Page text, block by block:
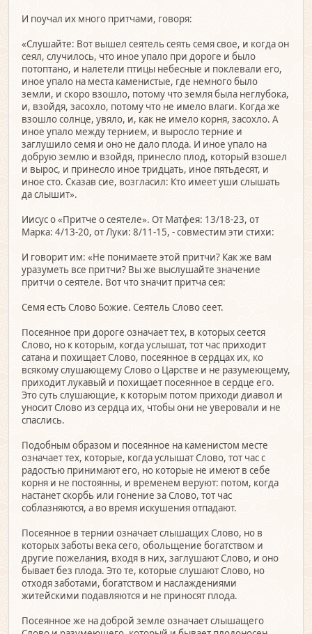
И поучал их много притчами, говоря:
«Слушайте: Вот вышел сеятель сеять семя свое, и когда он
сеял, случилось, что иное упало при дороге и было
потоптано, и налетели птицы небесные и поклевали его,
иное упало на места каменистые, где немного было
земли, и скоро взошло, потому что земля была неглубока,
и, взойдя, засохло, потому что не имело влаги. Когда же
взошло солнце, увяло, и, как не имело корня, засохло. А
иное упало между тернием, и выросло терние и
заглушило семя и оно не дало плода. И иное упало на
добрую землю и взойдя, принесло плод, который взошел
и вырос, и принесло иное тридцать, иное пятьдесят, и
иное сто. Сказав сие, возгласил: Кто имеет уши слышать
да слышит».
Иисус о «Притче о сеятеле». От Матфея: 13/18-23, от
Марка: 4/13-20, от Луки: 8/11-15, - совместим эти стихи:
И говорит им: «Не понимаете этой притчи? Как же вам
уразуметь все притчи? Вы же выслушайте значение
притчи о сеятеле. Вот что значит притча сея:
Семя есть Слово Божие. Сеятель Слово сеет.
Посеянное при дороге означает тех, в которых сеется
Слово, но к которым, когда услышат, тот час приходит
сатана и похищает Слово, посеянное в сердцах их, ко
всякому слушающему Слово о Царстве и не разумеющему,
приходит лукавый и похищает посеянное в сердце его.
Это суть слушающие, к которым потом приходи диавол и
уносит Слово из сердца их, чтобы они не уверовали и не
спаслись.
Подобным образом и посеянное на каменистом месте
означает тех, которые, когда услышат Слово, тот час с
радостью принимают его, но которые не имеют в себе
корня и не постоянны, и временем веруют: потом, когда
настанет скорбь или гонение за Слово, тот час
соблазняются, а во время искушения отпадают.
Посеянное в тернии означает слышащих Слово, но в
которых заботы века сего, обольщение богатством и
другие пожелания, входя в них, заглушают Слово, и оно
бывает без плода. Это те, которые слушают Слово, но
отходя заботами, богатством и наслаждениями
житейскими подавляются и не приносят плода.
Посеянное же на доброй земле означает слышащего